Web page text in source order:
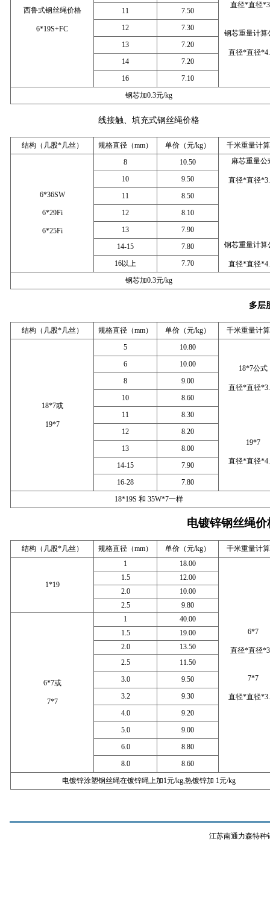
西鲁式钢丝绳价格
6*19S+FC
直径*直径
钢芯重量计算
直径*直径
11
7.50
12
7.30
13
7.20
14
7.20
16
7.10
钢芯加0.3元/kg
线接触、填充式钢丝绳价格
结构（几股*几丝） 规格直径（mm） 单价（元/kg） 千米重量计
6*36SW
6*29Fi
6*25Fi
8 10.50 麻芯重量公
直径*直径
钢芯重量计算
直径*直径
10
9.50
11
8.50
12
8.10
13
7.90
14-15
7.80
16以上
7.70
钢芯加0.3元/kg
多层
结构（几股*几丝） 规格直径（mm） 单价（元/kg） 千米重量计
18*7或
19*7
5 10.80
18*7公式
直径*直径
19*7
直径*直径
6
10.00
8
9.00
10
8.60
11
8.30
12
8.20
13
8.00
14-15
7.90
16-28
7.80
18*19S 和 35W*7一样
电镀锌钢丝绳
结构（几股*几丝） 规格直径（mm） 单价（元/kg） 千米重量计
1*19
1 18.00
6*7
直径*直径
7*7
直径*直径
1.5
12.00
2.0
10.00
2.5
9.80
6*7或
7*7
1
40.00
1.5
19.00
2.0
13.50
2.5
11.50
3.0
9.50
3.2
9.30
4.0
9.20
5.0
9.00
6.0
8.80
8.0
8.60
电镀锌涂塑钢丝绳在镀锌绳上加1元/kg,热镀锌加 1元/kg
江苏南通力森特种